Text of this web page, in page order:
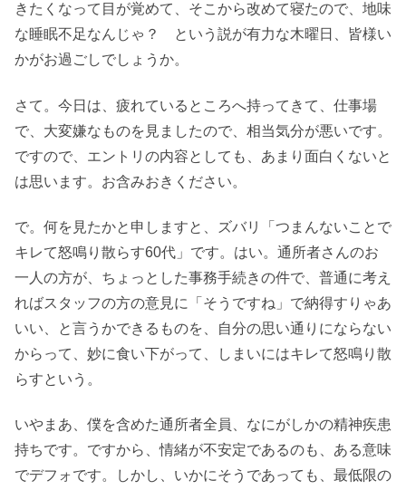
きたくなって目が覚めて、そこから改めて寝たので、地味
な睡眠不足なんじゃ？ という説が有力な木曜日、皆様い
かがお過ごしでしょうか。
さて。今日は、疲れているところへ持ってきて、仕事場
で、大変嫌なものを見ましたので、相当気分が悪いです。
ですので、エントリの内容としても、あまり面白くないと
は思います。お含みおきください。
で。何を見たかと申しますと、ズバリ「つまんないことで
キレて怒鳴り散らす60代」です。はい。通所者さんのお
一人の方が、ちょっとした事務手続きの件で、普通に考え
ればスタッフの方の意見に「そうですね」で納得すりゃあ
いい、と言うかできるものを、自分の思い通りにならない
からって、妙に食い下がって、しまいにはキレて怒鳴り散
らすという。
いやまあ、僕を含めた通所者全員、なにがしかの精神疾患
持ちです。ですから、情緒が不安定であるのも、ある意味
でデフォです。しかし、いかにそうであっても、最低限の